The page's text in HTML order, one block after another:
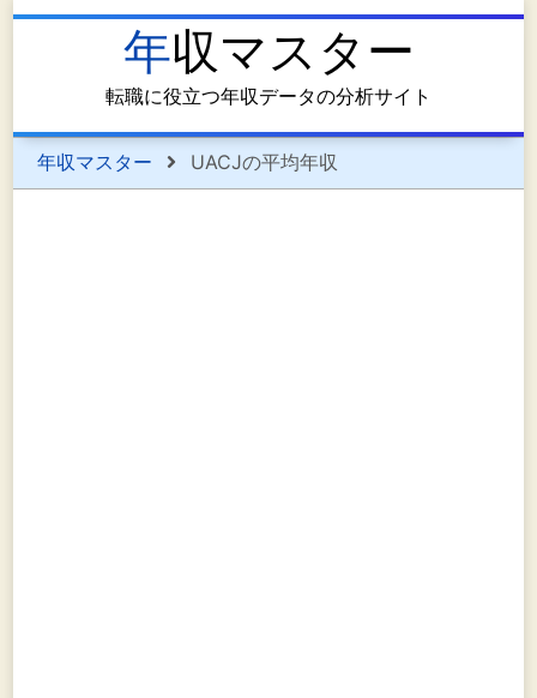
年収マスター
転職に役立つ年収データの分析サイト
年収マスター UACJの平均年収